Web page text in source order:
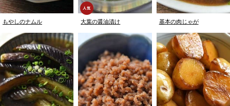
もやしのナムル 大葉の醤油漬け 基本の肉じゃが